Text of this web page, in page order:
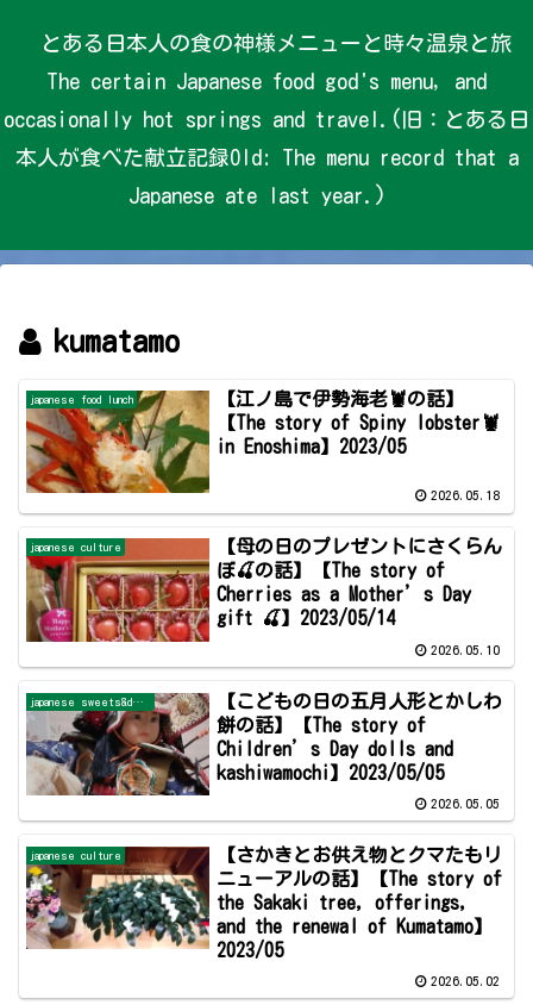
とある日本人の食の神様メニューと時々温泉と旅
The certain Japanese food god's menu, and
occasionally hot springs and travel.(旧：とある日
本人が食べた献立記録Old: The menu record that a
Japanese ate last year.)
kumatamo
japanese food lunch
【江ノ島で伊勢海老🦞の話】
【The story of Spiny lobster🦞
in Enoshima】2023/05
2026.05.18
japanese culture
【母の日のプレゼントにさくらん
ぼ🍒の話】【The story of
Cherries as a Mother’s Day
gift 🍒】2023/05/14
2026.05.10
japanese sweets&dessert
【こどもの日の五月人形とかしわ
餅の話】【The story of
Children’s Day dolls and
kashiwamochi】2023/05/05
2026.05.05
japanese culture
【さかきとお供え物とクマたもリ
ニューアルの話】【The story of
the Sakaki tree, offerings,
and the renewal of Kumatamo】
2023/05
2026.05.02